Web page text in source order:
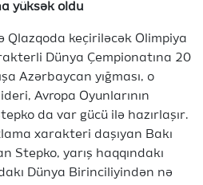
yüksək oldu
Qlazqoda keçiriləcək Olimpiya
Dünya Çempionatına 20
Azərbaycan yığması, o
Avropa Oyunlarının
da var gücü ilə hazırlaşır.
xarakteri daşıyan Bakı
Stepko, yarış haqqındakı
Dünya Birinciliyindən nə